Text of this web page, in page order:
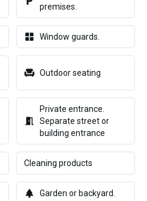
premises.
Window guards.
Outdoor seating
Private entrance.
Separate street or
building entrance
Cleaning products
Garden or backyard.